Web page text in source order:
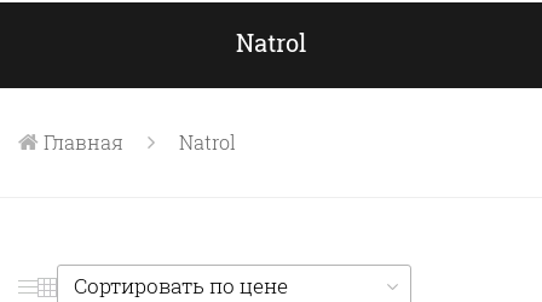
Natrol
Главная Natrol
Сортировать по цене